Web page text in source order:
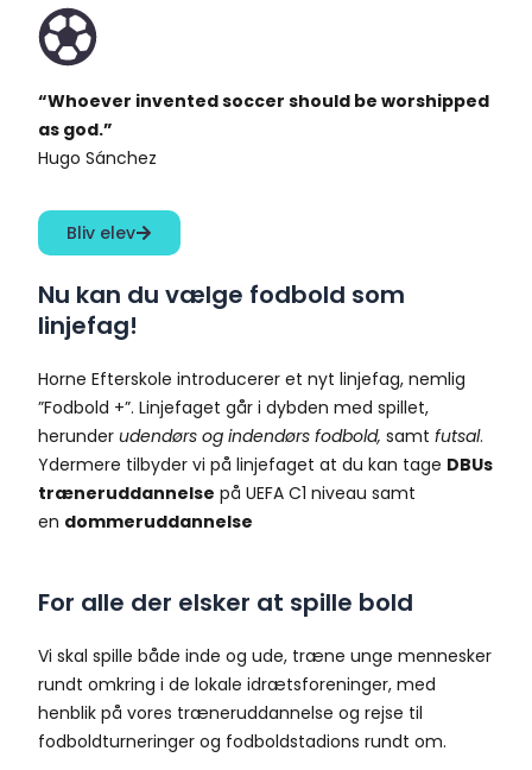
“Whoever invented soccer should be worshipped
as god.”
Hugo Sánchez
Bliv elev
Nu kan du vælge fodbold som
linjefag!
Horne Efterskole introducerer et nyt linjefag, nemlig
”Fodbold +”. Linjefaget går i dybden med spillet,
herunderudendørs og indendørs fodbold, samtfutsal.
Ydermere tilbyder vi på linjefaget at du kan tage DBUs
træneruddannelse på UEFA C1 niveau samt
en dommeruddannelse
For alle der elsker at spille bold
Vi skal spille både inde og ude, træne unge mennesker
rundt omkring i de lokale idrætsforeninger, med
henblik på vores træneruddannelse og rejse til
fodboldturneringer og fodboldstadions rundt om.